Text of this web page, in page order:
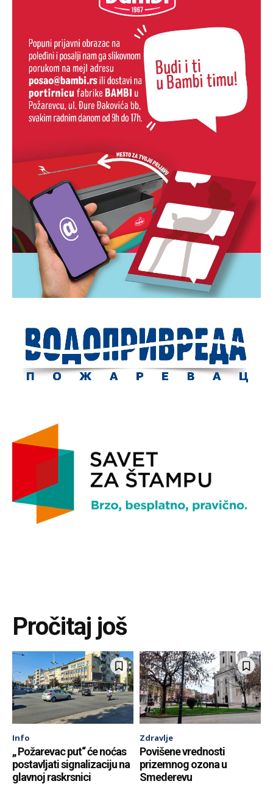
Pročitaj još
Info
„ Požarevac put“ će noćas
postavljati signalizaciju na
glavnoj raskrsnici
Zdravlje
Povišene vrednosti
prizemnog ozona u
Smederevu